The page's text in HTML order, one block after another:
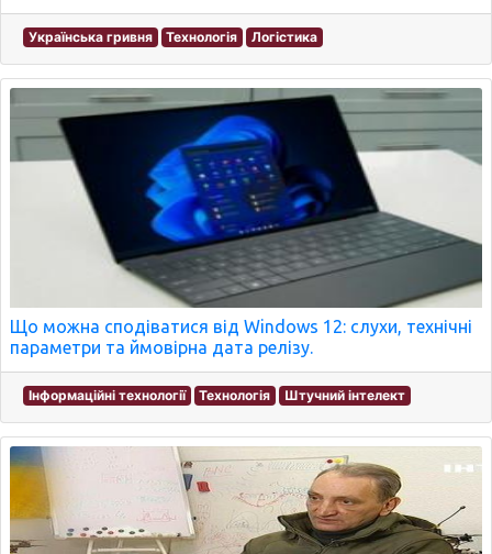
Українська гривня Технологія Логістика
Що можна сподіватися від Windows 12: слухи, технічні
параметри та ймовірна дата релізу.
Інформаційні технології Технологія Штучний інтелект